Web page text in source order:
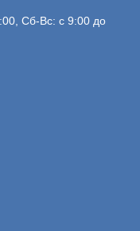
Сб-Вс: с 9:00 до